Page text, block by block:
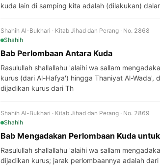
kuda lain di samping kita adalah (dilakukan)
Shahih Al-Bukhari · Kitab Jihad dan Perang · No. 2868
Shahih
Bab Perlombaan Antara Kuda
Rasulullah shallallahu 'alaihi wa sallam
kurus (dari Al-Hafya') hingga Thaniyat Al-
dijadikan kurus dari Th
Shahih Al-Bukhari · Kitab Jihad dan Perang · No. 2869
Shahih
Bab Mengadakan Perlombaan Kuda
Rasulullah shallallahu 'alaihi wa sallam
dijadikan kurus; jarak perlombaannya adalah